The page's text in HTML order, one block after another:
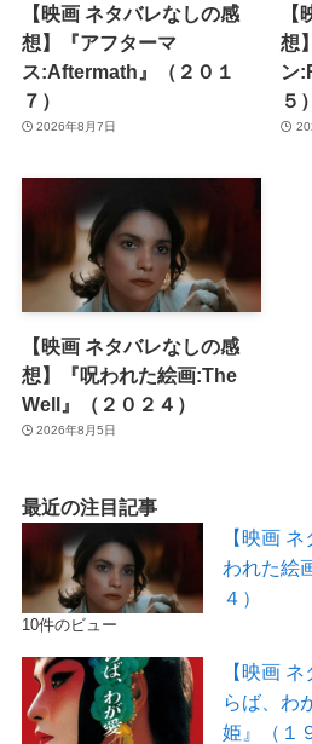
【映画 ネタバレなしの感
想】『アフターマ
ス:Aftermath』（２０１
７）
2026年8月7日
想
ン
５）
【映画 ネタバレなしの感
想】『呪われた絵画:The
Well』（２０２４）
2026年8月5日
最近の注目記事
【映画
われた絵
４）
10件のビュー
【映画
らば、わ
姫』（１